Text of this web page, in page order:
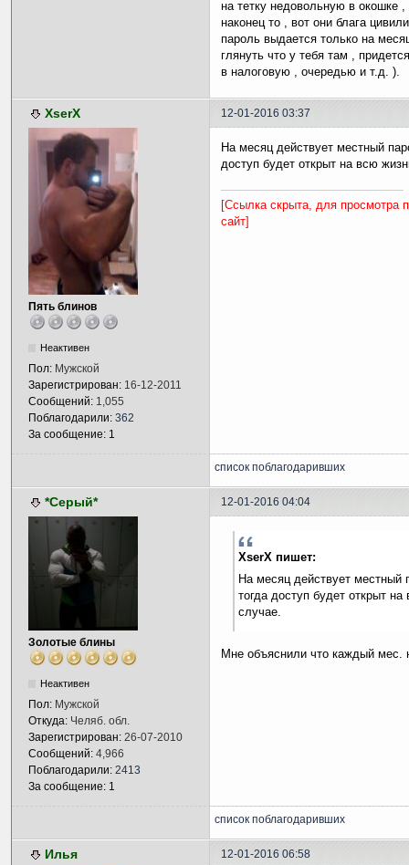
на тетку недовольную в окошке
наконец то , вот они блага
пароль выдается только на
глянуть что у тебя там ,
в налоговую , очередью и т.д. ).
XserX 12-01-2016 03:37
Пять блинов
Неактивен
Пол: Мужской
Зарегистрирован: 16-12-2011
Сообщений: 1,055
Поблагодарили: 362
За сообщение: 1
На месяц действует местный
доступ будет открыт на всю
[Ссылка скрыта, для просмотра
сайт]
список поблагодаривших
*Серый* 12-01-2016 04:04
Золотые блины
Неактивен
Пол: Мужской
Откуда: Челяб. обл.
Зарегистрирован: 26-07-2010
Сообщений: 4,966
Поблагодарили: 2413
За сообщение: 1
XserX пишет:
На месяц действует местный
тогда доступ будет открыт
случае.
Мне объяснили что каждый мес.
список поблагодаривших
Илья 12-01-2016 06:58